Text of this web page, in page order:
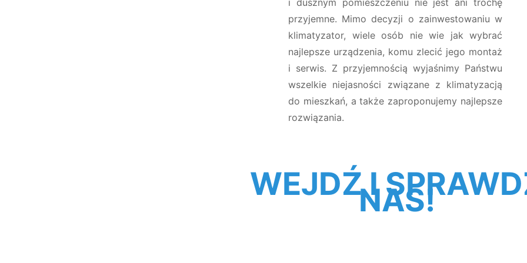
i dusznym pomieszczeniu nie jest ani trochę
przyjemne. Mimo decyzji o zainwestowaniu w
klimatyzator, wiele osób nie wie jak wybrać
najlepsze urządzenia, komu zlecić jego montaż
i serwis. Z przyjemnością wyjaśnimy Państwu
wszelkie niejasności związane z klimatyzacją
do mieszkań, a także zaproponujemy najlepsze
rozwiązania.
WEJDŹ INAS!